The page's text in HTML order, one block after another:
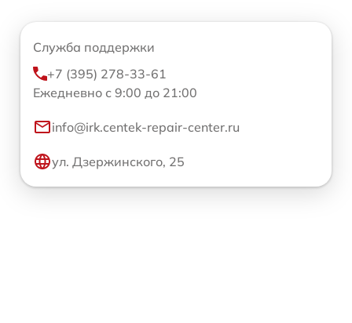
Служба поддержки
+7 (395) 278-33-61
Ежедневно с 9:00 до 21:00
info@irk.centek-repair-center.ru
ул. Дзержинского, 25